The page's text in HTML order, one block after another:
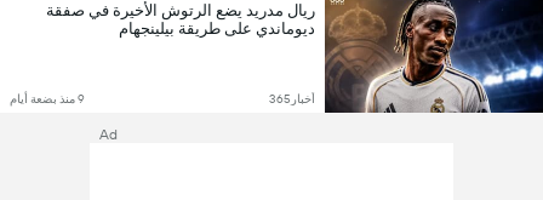
ريال مدريد يضع الرتوش الأخيرة في صفقة
ديوماندي على طريقة بيلينجهام
أخبار365 9 منذ بضعة أيام
Ad